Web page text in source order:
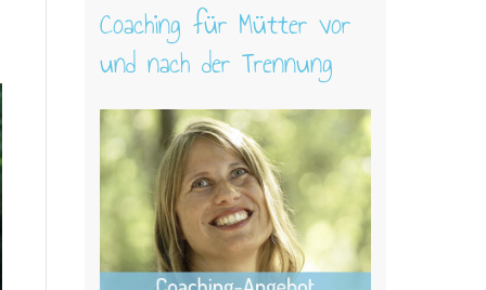
Coaching für Mütter vor
und nach der Trennung